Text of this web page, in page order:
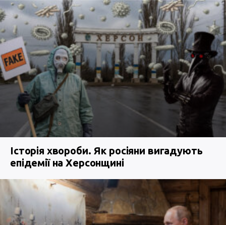
Історія хвороби. Як росіяни вигадують
епідемії на Херсонщині